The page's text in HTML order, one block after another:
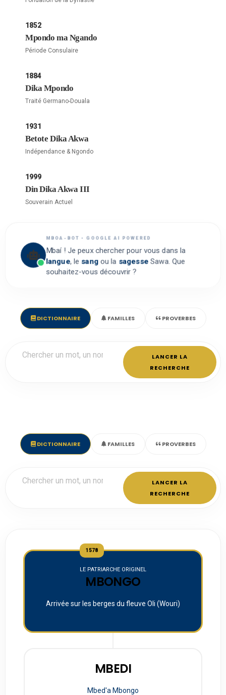
1852
Mpondo ma Ngando
Période Consulaire
1884
Dika Mpondo
Traité Germano-Douala
1931
Betote Dika Akwa
Indépendance & Ngondo
1999
Din Dika Akwa III
Souverain Actuel
MBOA-BOT • GOOGLE AI POWERED
Mbaí ! Je peux chercher pour vous dans la
langue, le sangou la sagesse Sawa. Que
souhaitez-vous découvrir ?
DICTIONNAIRE FAMILLES PROVERBES
LANCER LA
RECHERCHE
DICTIONNAIRE FAMILLES PROVERBES
LANCER LA
RECHERCHE
1578
LE PATRIARCHE ORIGINEL
MBONGO
Arrivée sur les berges du fleuve Oli (Wouri)
MBEDI
Mbed'a Mbongo